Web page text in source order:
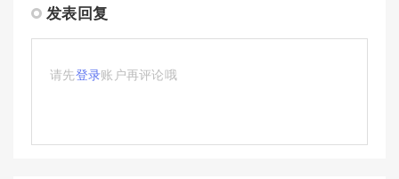
发表回复
请先登录账户再评论哦